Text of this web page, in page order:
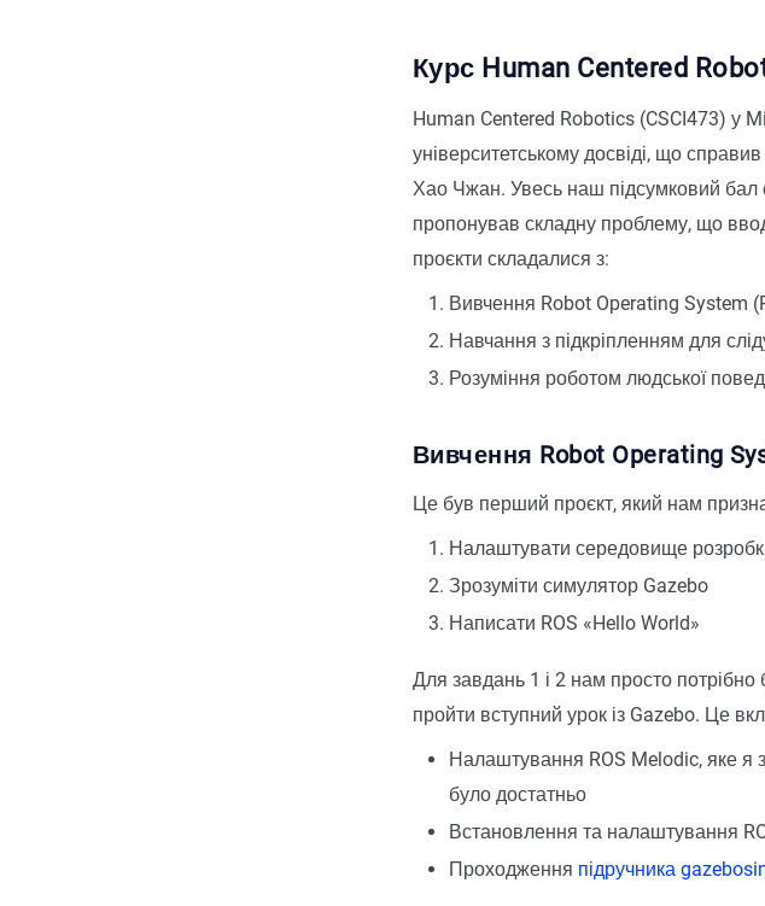
Курс Human Centered
Human Centered Robotics (CSCI473) у
університетському досвіді, що
Хао Чжан. Увесь наш підсумковий бал
пропонував складну проблему, що
проєкти складалися з:
Вивчення Robot Operating System
Навчання з підкріпленням для
Розуміння роботом людської
Вивчення Robot Operating
Це був перший проєкт, який нам
Налаштувати середовище
Зрозуміти симулятор Gazebo
Написати ROS «Hello World»
Для завдань 1 і 2 нам просто
пройти вступний урок із Gazebo. Це
Налаштування ROS Melodic, яке я
було достатньо
Встановлення та налаштування
Проходження підручника